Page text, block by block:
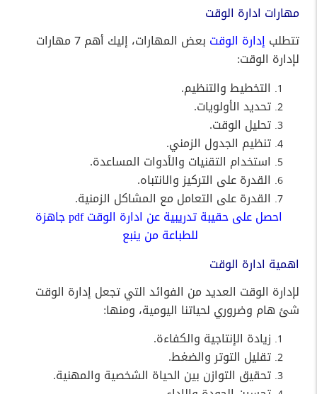
مهارات ادارة الوقت
تتطلب إدارة الوقت
بعض المهارات، إليك أهم 7 مهارات
لإدارة الوقت:
التخطيط والتنظيم.
تحديد الأولويات.
تحليل الوقت.
تنظيم الجدول الزمني.
استخدام التقنيات والأدوات المساعدة.
القدرة على التركيز والانتباه.
القدرة على التعامل مع المشاكل الزمنية.
احصل على حقيبة تدريبية عن ادارة الوقت pdf جاهزة
للطباعة من ينبع
اهمية ادارة الوقت
لإدارة الوقت العديد من الفوائد التي تجعل إدارة الوقت
شئ هام وضروري لحياتنا اليومية، ومنها:
زيادة الإنتاجية والكفاءة.
تقليل التوتر والضغط.
تحقيق التوازن بين الحياة الشخصية والمهنية.